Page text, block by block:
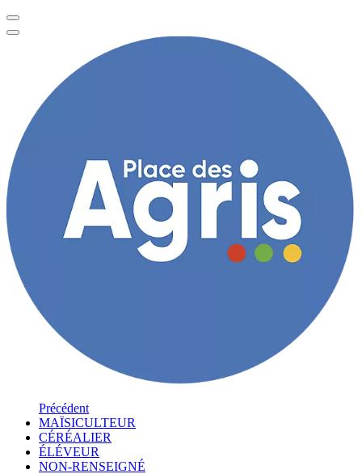
Précédent
MAÏSICULTEUR
CÉRÉALIER
ÉLÉVEUR
NON-RENSEIGNÉ